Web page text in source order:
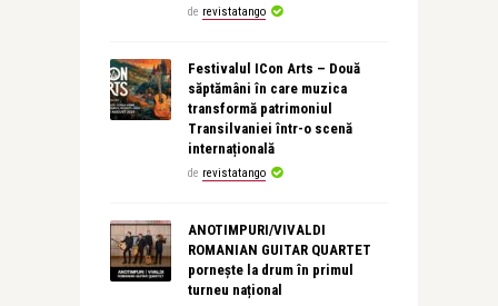
de revistatango
Festivalul ICon Arts – Două
săptămâni în care muzica
transformă patrimoniul
Transilvaniei într-o scenă
internațională
de revistatango
ANOTIMPURI/VIVALDI
ROMANIAN GUITAR QUARTET
pornește la drum în primul
turneu național